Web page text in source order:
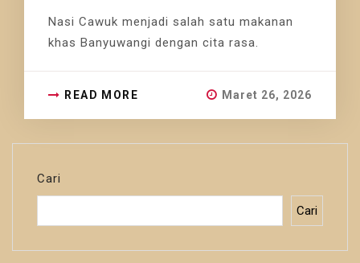
Nasi Cawuk menjadi salah satu makanan
khas Banyuwangi dengan cita rasa.
READ MORE Maret 26, 2026
Cari
Cari